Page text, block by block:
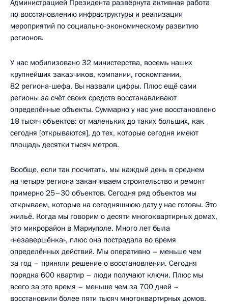
Администрацией Президента развёрнута активная работа
по восстановлению инфраструктуры и реализации
мероприятий по социально-экономическому развитию
регионов.
У нас мобилизовано 32 министерства, восемь наших
крупнейших заказчиков, компании, госкомпании,
82 региона-шефа, Вы назвали цифры. Плюс ещё сами
регионы за счёт своих средств восстанавливают
определённые объекты. Суммарно у нас уже восстановлено
18 тысяч объектов: от маленьких до таких больших, как
сегодня [открываются], до тех, которые сегодня имеют
площадь десятки тысяч метров.
Вообще, если так посчитать, мы каждый день в среднем
на четыре региона заканчиваем строительство и ремонт
примерно 25–30 объектов. Сегодня ряд объектов мы
открываем, которые на сегодняшнюю дату у нас готовы. Это
жильё. Когда мы говорим о десяти многоквартирных домах,
это микрорайон в Мариуполе. Много лет была
«незавершёнка», плюс она пострадала во время
определённых действий. Мы оперативно – меньше чем
за год – приняли решение о восстановлении. Сегодня
порядка 600 квартир – люди получают ключи. Плюс мы
всего за это время – меньше чем за 700 дней –
восстановили более пяти тысяч многоквартирных домов.